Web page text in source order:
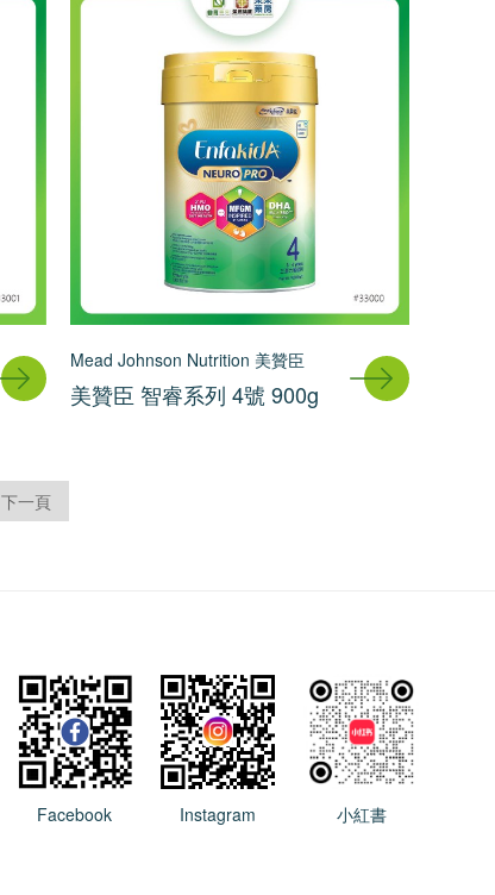
Mead Johnson Nutrition 美贊臣
美贊臣 智睿系列 4號 900g
下一頁
Facebook Instagram 小紅書